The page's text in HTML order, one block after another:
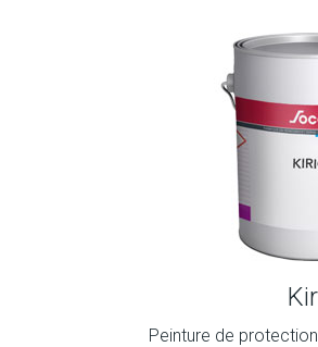
Peinture de